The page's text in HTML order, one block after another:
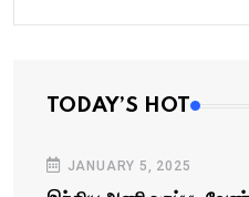
TODAY’S HOT
JANUARY 5, 2025